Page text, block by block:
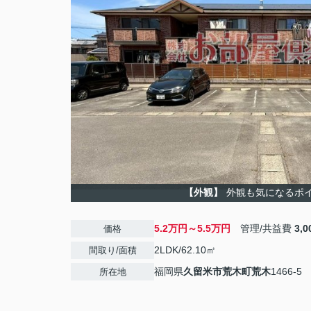
【外観】 外観も気になるポ
価格 5.2万円～5.5万円 管理/共益費
間取り/面積 2LDK/62.10㎡
所在地 福岡県久留米市荒木町荒木1466-5